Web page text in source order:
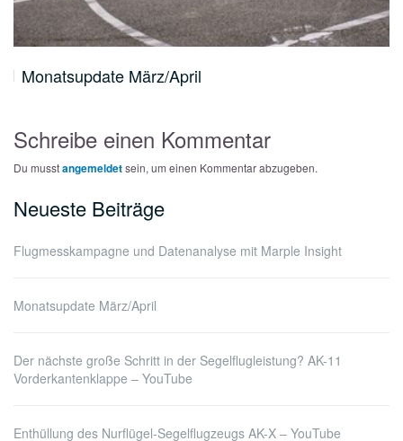
Monatsupdate März/April
Schreibe einen Kommentar
Du musstangemeldetsein, um einen Kommentar abzugeben.
Neueste Beiträge
Flugmesskampagne und Datenanalyse mit Marple Insight
Monatsupdate März/April
Der nächste große Schritt in der Segelflugleistung? AK-11
Vorderkantenklappe – YouTube
Enthüllung des Nurflügel-Segelflugzeugs AK-X – YouTube